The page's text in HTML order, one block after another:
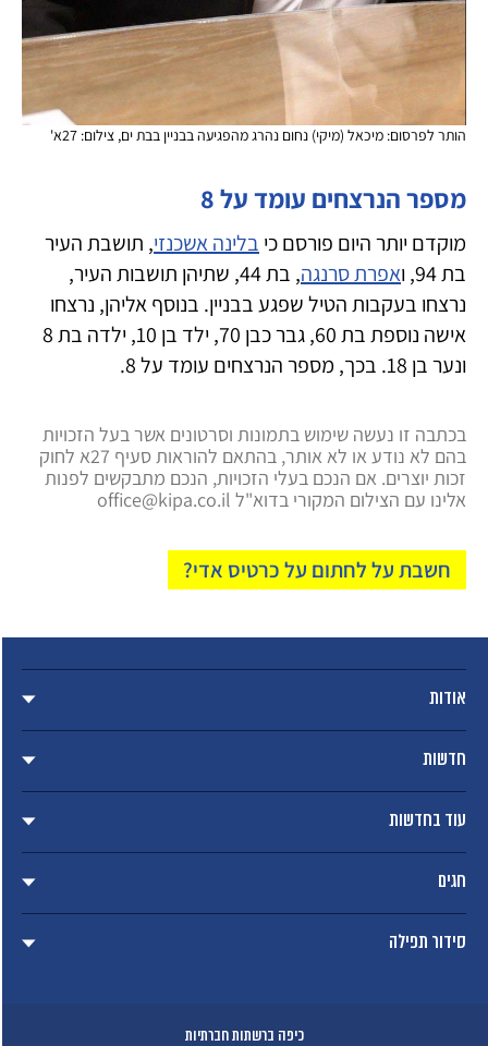
הותר לפרסום: מיכאל (מיקי) נחום נהרג מהפגיעה בבניין בבת ים, צילום: 27א'
מספר הנרצחים עומד על 8
מוקדם יותר היום פורסם כי בלינה אשכנזי, תושבת העיר
בת 94, ו
אפרת סרנגה
, בת 44, שתיהן תושבות העיר,
נרצחו בעקבות הטיל שפגע בבניין. בנוסף אליהן, נרצחו
אישה נוספת בת 60, גבר כבן 70, ילד בן 10, ילדה בת 8
ונער בן 18. בכך, מספר הנרצחים עומד על 8.
בכתבה זו נעשה שימוש בתמונות וסרטונים אשר בעל הזכויות
בהם לא נודע או לא אותר, בהתאם להוראות סעיף 27א לחוק
זכות יוצרים. אם הנכם בעלי הזכויות, הנכם מתבקשים לפנות
אלינו עם הצילום המקורי בדוא"ל office@kipa.co.il
חשבת על לחתום על כרטיס אדי?
אודות
חדשות
עוד בחדשות
חגים
סידור תפילה
כיפה ברשתות חברתיות